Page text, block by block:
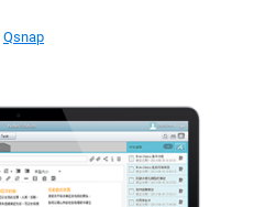
Qsnap